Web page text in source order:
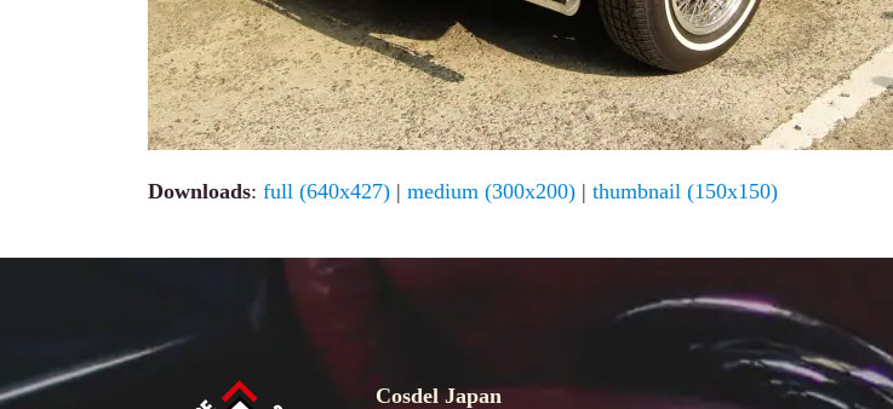
Downloads: full (640x427) | medium (300x200) | thumbnail (150x150)
Cosdel Japan